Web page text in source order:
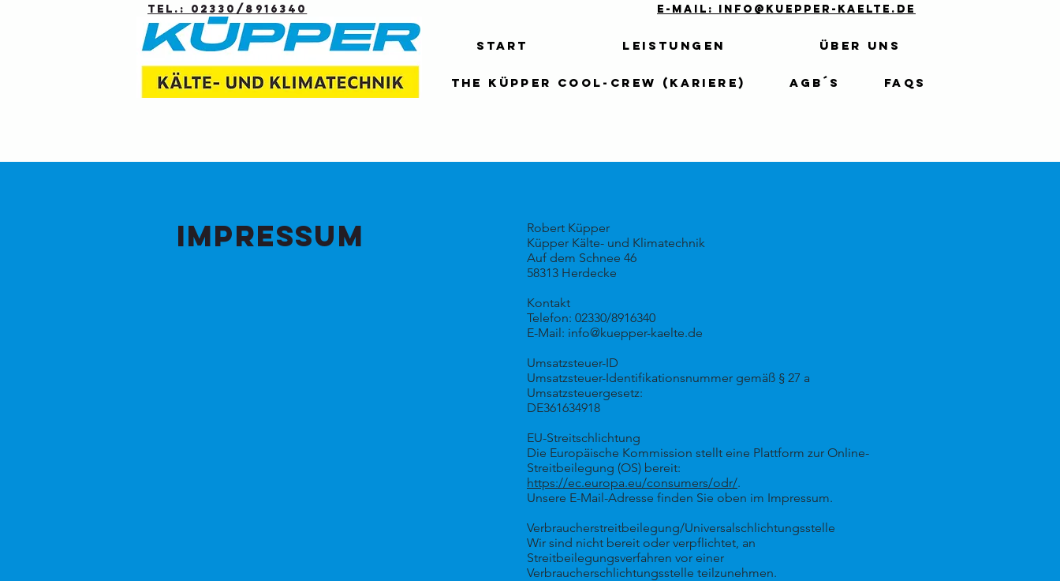
Tel.: 02330/8916340 E-Mail: info@kuepper-kaelte.de
Start Leistungen Über uns
The Küpper Cool-Crew (Kariere) AGB´s FAQs
IMPRESSUM
Robert Küpper
Küpper Kälte- und Klimatechnik
Auf dem Schnee 46
58313 Herdecke
Kontakt
Telefon: 02330/8916340
E-Mail: info@kuepper-kaelte.de
Umsatzsteuer-ID
Umsatzsteuer-Identifikationsnummer gemäß § 27 a
Umsatzsteuergesetz:
DE361634918
EU-Streitschlichtung
Die Europäische Kommission stellt eine Plattform zur Online-
Streitbeilegung (OS) bereit:
https://ec.europa.eu/consumers/odr/.
Unsere E-Mail-Adresse finden Sie oben im Impressum.
Verbraucherstreitbeilegung/Universalschlichtungsstelle
Wir sind nicht bereit oder verpflichtet, an
Streitbeilegungsverfahren vor einer
Verbraucherschlichtungsstelle teilzunehmen.